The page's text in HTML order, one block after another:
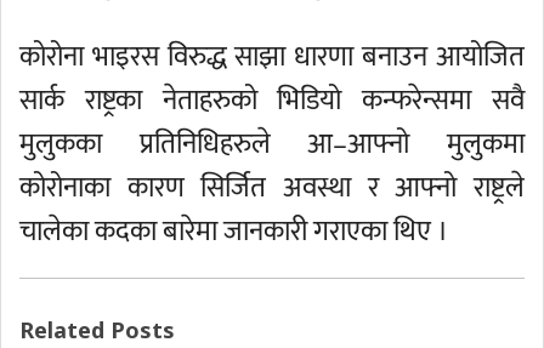
कोरोना भाइरस विरुद्ध साझा धारणा बनाउन आयोजित
सार्क राष्ट्रका नेताहरुको भिडियो कन्फरेन्समा सवै
मुलुकका प्रतिनिधिहरुले आ–आफ्नो मुलुकमा
कोरोनाका कारण सिर्जित अवस्था र आफ्नो राष्ट्रले
चालेका कदका बारेमा जानकारी गराएका थिए ।
Related Posts